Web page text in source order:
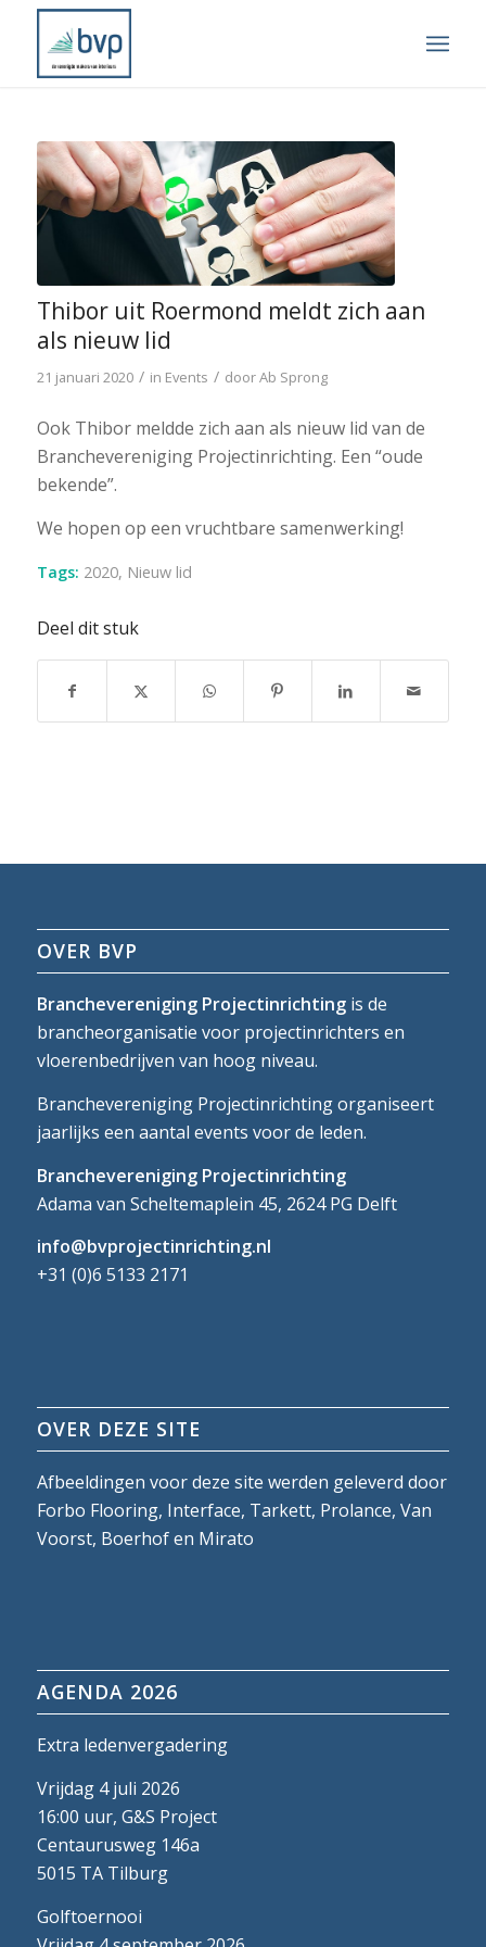
Thibor uit Roermond meldt zich aan
als nieuw lid
21 januari 2020 / in Events / doorAb Sprong
Ook Thibor meldde zich aan als nieuw lid van de
Branchevereniging Projectinrichting. Een “oude
bekende”.
We hopen op een vruchtbare samenwerking!
Tags: 2020, Nieuw lid
Deel dit stuk
OVER BVP
Branchevereniging Projectinrichtingis de
brancheorganisatie voor projectinrichters en
vloerenbedrijven van hoog niveau.
Branchevereniging Projectinrichting organiseert
jaarlijks een aantal events voor de leden.
Branchevereniging Projectinrichting
Adama van Scheltemaplein 45, 2624 PG Delft
info@bvprojectinrichting.nl
+31 (0)6 5133 2171
OVER DEZE SITE
Afbeeldingen voor deze site werden geleverd door
Forbo Flooring, Interface, Tarkett, Prolance, Van
Voorst, Boerhof en Mirato
AGENDA 2026
Extra ledenvergadering
Vrijdag 4 juli 2026
16:00 uur, G&S Project
Centaurusweg 146a
5015 TA Tilburg
Golftoernooi